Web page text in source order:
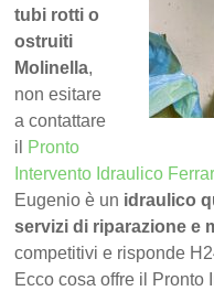
tubi rotti o
ostruiti
Molinella,
non esitare
a contattare
il Pronto
Intervento Idraulico
Eugenio è un idraulico
servizi di riparazione e
competitivi e risponde
Ecco cosa offre il Pronto